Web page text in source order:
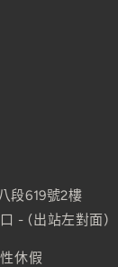
段619號2樓
- (出站左對面)
休假